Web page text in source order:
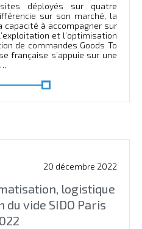
déployés sur quatre
sur son marché, la
capacité à accompagner sur
et l’optimisation
de commandes Goods To
française s’appuie sur une
20 décembre 2022
logistique
vide SIDO Paris